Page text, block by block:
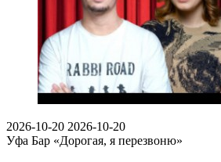
2026-10-20 2026-10-20
Уфа Бар «Дорогая, я перезвоню»